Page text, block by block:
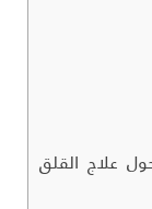
علاج القلق